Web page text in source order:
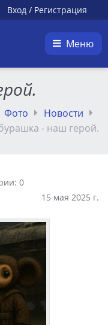
Вход / Регистрация
Меню
Фото
Новости
- наш герой.
0
15 мая 2025 г.